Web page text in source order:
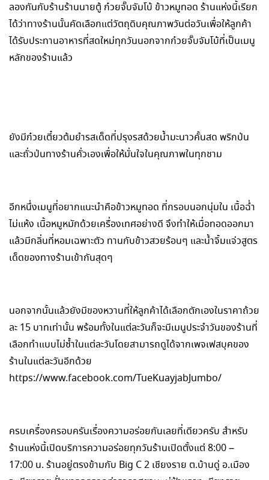
ลองกันกับร้านร้านนายตู้ ก๋วยจั๊บจัมโบ้ ข้าวหมูทอด ร้านแห่งนี้เรียก
ได้ว่าทางร้านนั้นคัดเลือกแต่วัตถุดิบคุณภาพวันต่อวันเพื่อให้ลูกค้า
ได้รับประทานอาหารที่สดใหม่ทุกวันนอกจากก๋วยจั๊บจัมโบ้ที่เป็นเมนู
หลักของร้านแล้ว
ยังมีก๋วยเตี๋ยวต้มยำรสเด็ดที่ปรุงรสด้วยน้ำมะนาวคั้นสด พริกป่น
และถั่วป่นทางร้านคั่วเองเพื่อให้มั่นใจในคุณภาพในทุกชาม
อีกหนึ่งเมนูที่อยากแนะนำคือข้าวหมูทอด ที่กรอบนอกนุ่มใน เนื้อฉ่ำ
ไม่แห้ง เนื้อหมูหมักด้วยเครื่องเทศอย่างดี จึงทำให้เมื่อทอดออกมา
แล้วมีกลิ่นที่หอมเฉพาะตัว ทานกับข้าวสวยร้อนๆ และน้ำจิ้มแจ่วสูตร
เด็ดของทางร้านเข้ากันสุดๆ
นอกจากนั้นแล้วยังมีของหวานที่ให้ลูกค้าได้เลือกตักเองในราคาถ้วย
ละ 15 บาทเท่านั้น พร้อมทั้งในแต่ละวันก็จะมีเมนูประจำวันของร้านที่
เลือกทำแบบไม่ซ้ำในแต่ละวันโดยสามารถดูได้จากเพจเฟสบุคของ
ร้านในแต่ละวันอีกด้วย
https://www.facebook.com/TueKuayjabJumbo/
ครบเครื่องครอบครันเรื่องความอร่อยกันเลยที่เดียวครับ สำหรับ
ร้านแห่งนี้เปิดบริการความอร่อยทุกวันร้านเปิดตั้งแต่ 8:00 –
17:00 น. ร้านอยู่ตรงข้ามกับ Big C 2 เชียงราย ต.บ้านดู่ อ.เมือง